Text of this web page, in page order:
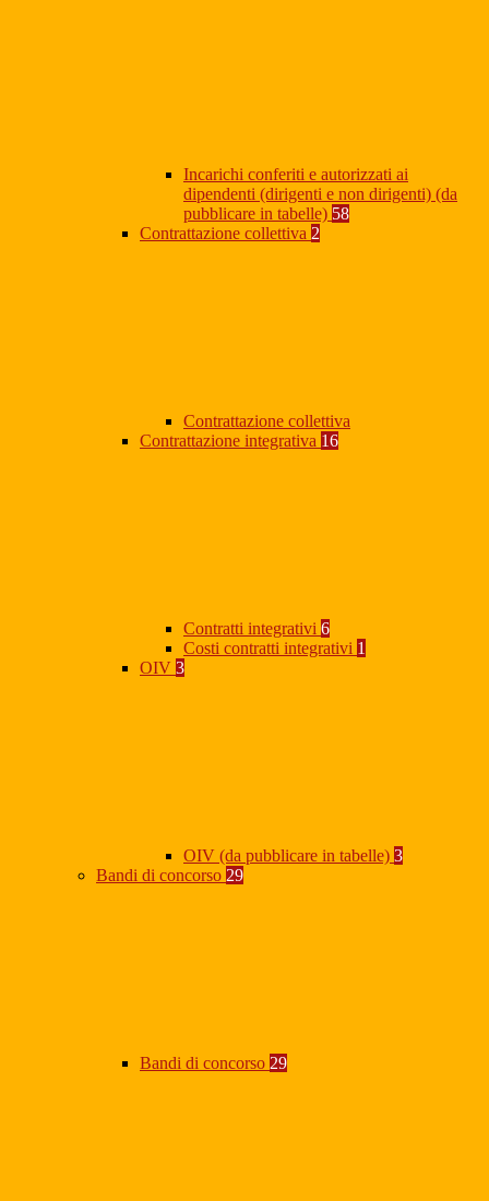
Incarichi conferiti e autorizzati ai
dipendenti (dirigenti e non dirigenti) (da
pubblicare in tabelle) 58
Contrattazione collettiva 2
Contrattazione collettiva
Contrattazione integrativa 16
Contratti integrativi 6
Costi contratti integrativi 1
OIV 3
OIV (da pubblicare in tabelle) 3
Bandi di concorso 29
Bandi di concorso 29